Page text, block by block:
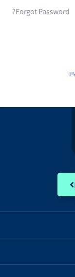
Forgot Password?